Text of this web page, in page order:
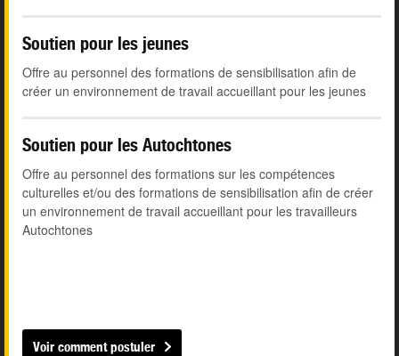
Soutien pour les jeunes
Offre au personnel des formations de sensibilisation afin de
créer un environnement de travail accueillant pour les jeunes
Soutien pour les Autochtones
Offre au personnel des formations sur les compétences
culturelles et/ou des formations de sensibilisation afin de créer
un environnement de travail accueillant pour les travailleurs
Autochtones
Voir comment postuler